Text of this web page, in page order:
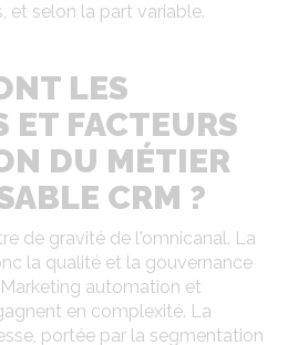
et selon la part variable.
LES
ET FACTEURS
DU MÉTIER
CRM ?
de gravité de l'omnicanal. La
la qualité et la gouvernance
automation et
en complexité. La
portée par la segmentation